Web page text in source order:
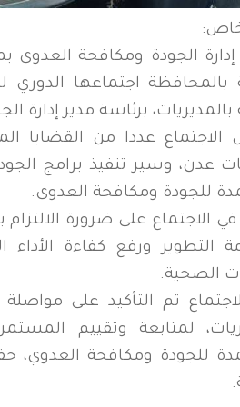
الجودة ومكافحة
بالمحافظة اجتماعها
برئاسة مدير إدارة
الاجتماع عددا من القضايا
عدن، وسير تنفيذ برامج
للجودة ومكافحة العدوى.
الاجتماع على ضرورة
التطوير ورفع كفاءة
الصحية.
تم التأكيد على
لمتابعة وتقييم
للجودة ومكافحة